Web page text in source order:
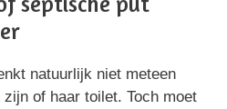
natuurlijk niet meteen
of haar toilet. Toch moet